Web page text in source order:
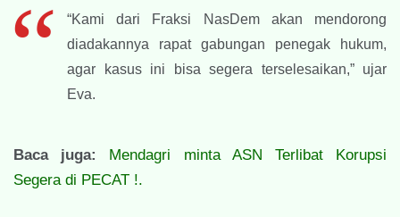
“Kami dari Fraksi NasDem akan mendorong
diadakannya rapat gabungan penegak hukum,
agar kasus ini bisa segera terselesaikan,” ujar
Eva.
Baca juga: Mendagri minta ASN Terlibat Korupsi
Segera di PECAT !.